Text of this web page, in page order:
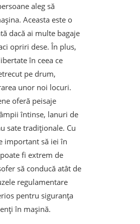
aleg să
Aceasta este o
dacă ai multe bagaje
opriri dese. În plus,
în ceea ce
pe drum,
unor noi locuri.
oferă peisaje
întinse, lanuri de
sate tradiționale. Cu
important să iei în
fi extrem de
să conducă atât de
regulamentare
pentru siguranța
în mașină.